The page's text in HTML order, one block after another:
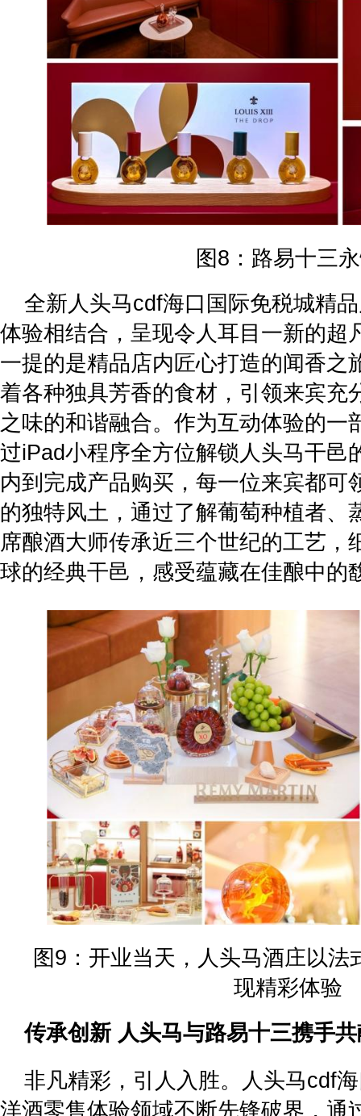
图8：路易十三
全新人头马cdf海口国际免税城精
体验相结合，呈现令人耳目一新的超
一提的是精品店内匠心打造的闻香之
着各种独具芳香的食材，引领来宾充
之味的和谐融合。作为互动体验的一
过iPad小程序全方位解锁人头马干邑
内到完成产品购买，每一位来宾都可
的独特风土，通过了解葡萄种植者、
席酿酒大师传承近三个世纪的工艺，
球的经典干邑，感受蕴藏在佳酿中的
图9：开业当天，人头马酒庄以法
现精彩体验
传承创新 人头马与路易十三携手
非凡精彩，引人入胜。人头马cdf
洋酒零售体验领域不断先锋破界，通